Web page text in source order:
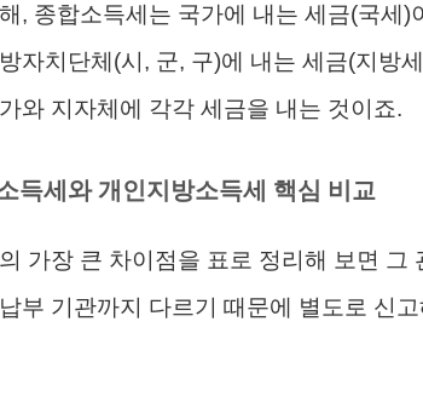
, 종합소득세는 국가에 내는 세금(국세
자치단체(시, 군, 구)에 내는 세금(지방
와 지자체에 각각 세금을 내는 것이죠.
득세와 개인지방소득세 핵심 비교
가장 큰 차이점을 표로 정리해 보면 그
부 기관까지 다르기 때문에 별도로 신